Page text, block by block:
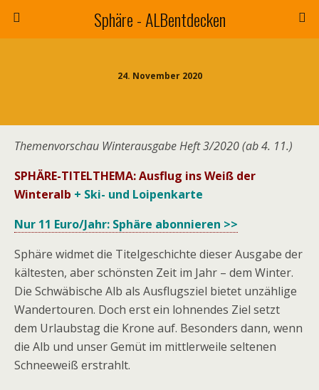
Sphäre - ALBentdecken
24. November 2020
Themenvorschau Winterausgabe Heft 3/2020 (ab 4. 11.)
SPHÄRE-TITELTHEMA: Ausflug ins Weiß der
Winteralb + Ski- und Loipenkarte
Nur 11 Euro/Jahr: Sphäre abonnieren >>
Sphäre widmet die Titelgeschichte dieser Ausgabe der
kältesten, aber schönsten Zeit im Jahr – dem Winter.
Die Schwäbische Alb als Ausflugsziel bietet unzählige
Wandertouren. Doch erst ein lohnendes Ziel setzt
dem Urlaubstag die Krone auf. Besonders dann, wenn
die Alb und unser Gemüt im mittlerweile seltenen
Schneeweiß erstrahlt.